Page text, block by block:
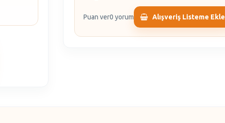
Puan ver0 yorum Alışveriş Listeme Ekle